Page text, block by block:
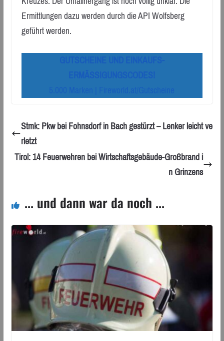
Ermittlungen dazu werden durch die API Wolfsberg
geführt werden.
Stmk: Pkw bei Fohnsdorf in Bach gestürzt – Lenker leicht ve
rletzt
Tirol: 14 Feuerwehren bei Wirtschaftsgebäude-Großbrand i
n Grinzens
... und dann war da noch ...